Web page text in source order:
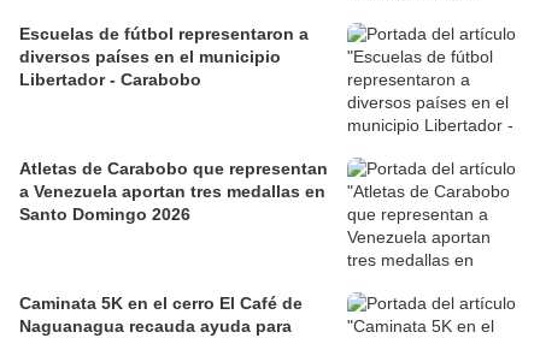
Escuelas de fútbol representaron a
diversos países en el municipio
Libertador - Carabobo
Atletas de Carabobo que representan
a Venezuela aportan tres medallas en
Santo Domingo 2026
Caminata 5K en el cerro El Café de
Naguanagua recauda ayuda para